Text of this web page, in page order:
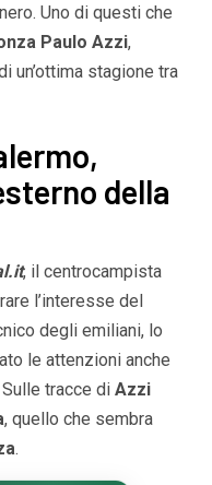
Uno di questi che
Paulo Azzi,
un’ottima stagione tra
della
, il centrocampista
l’interesse del
degli emiliani, lo
le attenzioni anche
Sulle tracce di Azzi
, quello che sembra
.